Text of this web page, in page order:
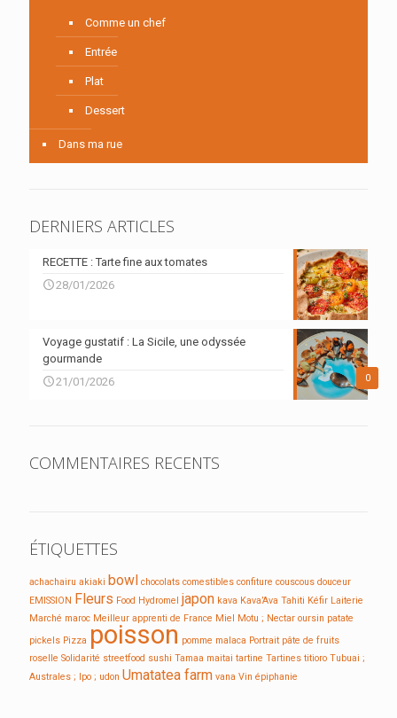
Comme un chef
Entrée
Plat
Dessert
Dans ma rue
DERNIERS ARTICLES
RECETTE : Tarte fine aux tomates
28/01/2026
0
Voyage gustatif : La Sicile, une odyssée
gourmande
21/01/2026
COMMENTAIRES RECENTS
ÉTIQUETTES
achachairu akiaki bowl chocolats comestibles confiture couscous douceur
EMISSION
Fleurs Food Hydromel japon kava Kava’Ava Tahiti Kéfir Laiterie
Marché maroc Meilleur apprenti de France Miel Motu ; Nectar oursin patate
pickels Pizza poisson pomme malaca Portrait pâte de fruits
roselle Solidarité streetfood sushi Tamaa maitai tartine Tartines titioro Tubuai ;
Australes ; Ipo ; udon Umatatea farm vana Vin épiphanie